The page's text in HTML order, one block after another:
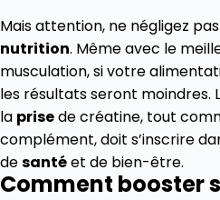
Mais attention, ne négligez
nutrition. Même avec le
musculation, si votre
les résultats seront moindres.
la prisede créatine, tout
complément, doit s’inscrire
desantéet de bien-être.
Comment booster